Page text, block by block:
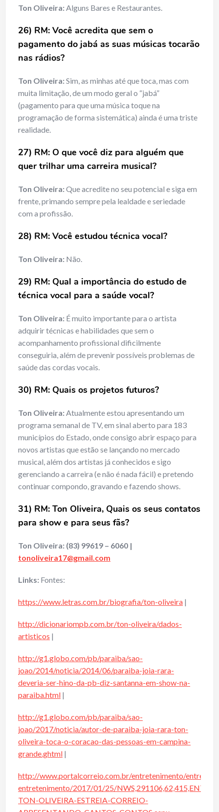
Ton Oliveira:Alguns Bares e Restaurantes.
26) RM: Você acredita que sem o
pagamento do jabá as suas músicas tocarão
nas rádios?
Ton Oliveira:Sim, as minhas até que toca, mas com
muita limitação, de um modo geral o “jabá”
(pagamento para que uma música toque na
programação de forma sistemática) ainda é uma triste
realidade.
27) RM: O que você diz para alguém que
quer trilhar uma carreira musical?
Ton Oliveira:Que acredite no seu potencial e siga em
frente, primando sempre pela lealdade e seriedade
com a profissão.
28) RM: Você estudou técnica vocal?
Ton Oliveira: Não.
29) RM: Qual a importância do estudo de
técnica vocal para a saúde vocal?
Ton Oliveira: É muito importante para o artista
adquirir técnicas e habilidades que sem o
acompanhamento profissional dificilmente
conseguiria, além de prevenir possíveis problemas de
saúde das cordas vocais.
30) RM: Quais os projetos futuros?
Ton Oliveira:Atualmente estou apresentando um
programa semanal de TV, em sinal aberto para 183
municípios do Estado, onde consigo abrir espaço para
novos artistas que estão se lançando no mercado
musical, além dos artistas já conhecidos e sigo
gerenciando a carreira (e não é nada fácil) e pretendo
continuar compondo, gravando e fazendo shows.
31) RM: Ton Oliveira, Quais os seus contatos
para show e para seus fãs?
Ton Oliveira: (83) 99619 – 6060 |
tonoliveira17@gmail.com
Links: Fontes:
https://www.letras.com.br/biografia/ton-oliveira |
http://dicionariompb.com.br/ton-oliveira/dados-
artisticos |
http://g1.globo.com/pb/paraiba/sao-
joao/2014/noticia/2014/06/paraiba-joia-rara-
deveria-ser-hino-da-pb-diz-santanna-em-show-na-
paraiba.html |
http://g1.globo.com/pb/paraiba/sao-
joao/2017/noticia/autor-de-paraiba-joia-rara-ton-
oliveira-toca-o-coracao-das-pessoas-em-campina-
grande.ghtml |
http://www.portalcorreio.com.br/entretenimento/
entretenimento/2017/01/25/
TON-OLIVEIRA-ESTREIA-CORREIO-